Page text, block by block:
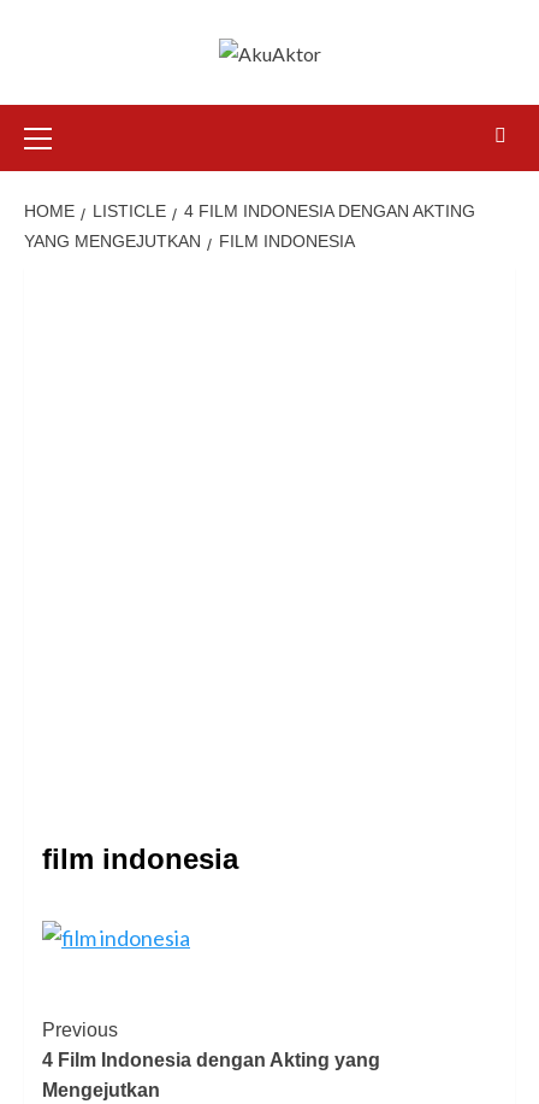
HOME LISTICLE
4 FILM INDONESIA DENGAN AKTING
YANG MENGEJUTKAN
FILM INDONESIA
film indonesia
Previous
4 Film Indonesia dengan Akting yang
Mengejutkan